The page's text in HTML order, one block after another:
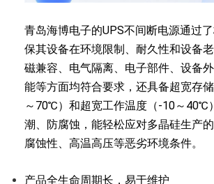
青岛海博电子的UPS不间断电源通过
保其设备在环境限制、耐久性和设备
磁兼容、电气隔离、电子部件、设备
能等方面均符合要求，还具备超宽存
～70℃）和超宽工作温度（-10～40℃）
潮、防腐蚀，能轻松应对多晶硅生产
腐蚀性、高温高压等恶劣环境条件。
产品全生命周期长，易于维护